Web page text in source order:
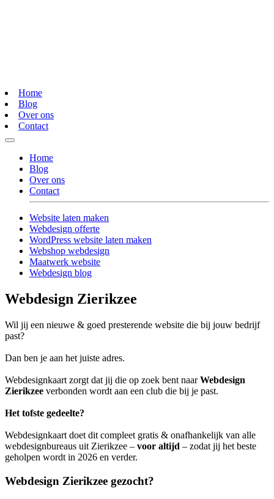
Home
Blog
Over ons
Contact
Home
Blog
Over ons
Contact
Website laten maken
Webdesign offerte
WordPress website laten maken
Webshop webdesign
Maatwerk website
Webdesign blog
Webdesign Zierikzee
Wil jij een nieuwe & goed presterende website die bij jouw bedrijf
past?
Dan ben je aan het juiste adres.
Webdesignkaart zorgt dat jij die op zoek bent naarWebdesign
Zierikzee verbonden wordt aan een club die bij je past.
Het tofste gedeelte?
Webdesignkaart doet dit compleet gratis & onafhankelijk van alle
webdesignbureaus uit Zierikzee – voor altijd – zodat jij het beste
geholpen wordt in 2026 en verder.
Webdesign Zierikzee gezocht?